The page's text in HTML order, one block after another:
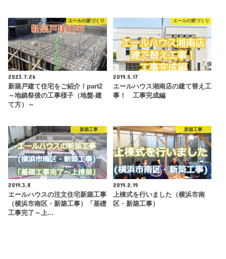
エールの家づくり
2023.7.26
新築戸建て住宅をご紹介！part2
～地鎮祭後の工事様子（地盤-建
て方）～
エールの家づくり
2019.5.17
エールハウス湘南店の建て替え工
事！ 工事完成編
新築工事
2019.3.8
エールハウスの注文住宅新築工事
（横浜市南区・新築工事）「基礎
工事完了～上…
新築工事
2019.2.19
上棟式を行いました（横浜市南
区・新築工事）